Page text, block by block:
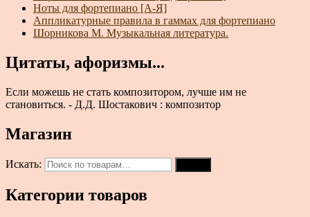
Ноты для фортепиано [А-Я]
Аппликатурные правила в гаммах для фортепиано
Шорникова М. Музыкальная литература.
Цитаты, афоризмы...
Если можешь не стать композитором, лучше им не
становиться. - Д.Д. Шостакович : композитор
Магазин
Искать:
Категории товаров